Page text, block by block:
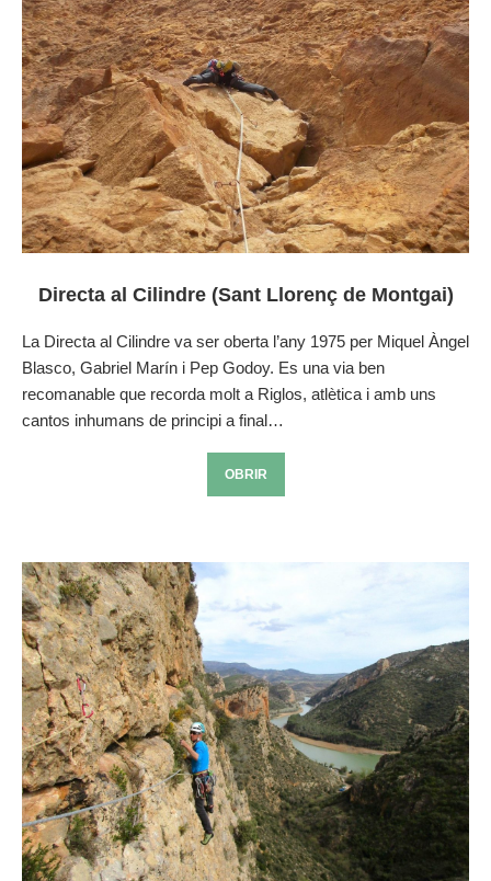
Directa al Cilindre (Sant Llorenç de Montgai)
La Directa al Cilindre va ser oberta l’any 1975 per Miquel Àngel
Blasco, Gabriel Marín i Pep Godoy. Es una via ben
recomanable que recorda molt a Riglos, atlètica i amb uns
cantos inhumans de principi a final…
OBRIR